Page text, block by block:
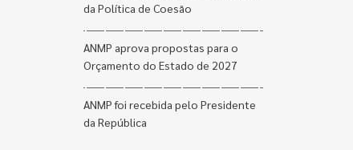
da Política de Coesão
ANMP aprova propostas para o
Orçamento do Estado de 2027
ANMP foi recebida pelo Presidente
da República